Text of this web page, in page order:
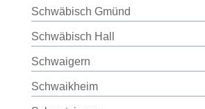
Schwäbisch Gmünd
Schwäbisch Hall
Schwaigern
Schwaikheim